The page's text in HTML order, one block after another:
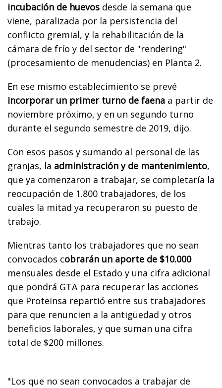
incubación de huevos desde la semana que
viene, paralizada por la persistencia del
conflicto gremial, y la rehabilitación de la
cámara de frío y del sector de "rendering"
(procesamiento de menudencias) en Planta 2.
En ese mismo establecimiento se prevé
incorporar un primer turno de faena a partir de
noviembre próximo, y en un segundo turno
durante el segundo semestre de 2019, dijo.
Con esos pasos y sumando al personal de las
granjas, la administración y de mantenimiento,
que ya comenzaron a trabajar, se completaría la
reocupación de 1.800 trabajadores, de los
cuales la mitad ya recuperaron su puesto de
trabajo.
Mientras tanto los trabajadores que no sean
convocados cobrarán un aporte de $10.000
mensuales desde el Estado y una cifra adicional
que pondrá GTA para recuperar las acciones
que Proteinsa repartió entre sus trabajadores
para que renuncien a la antigüedad y otros
beneficios laborales, y que suman una cifra
total de $200 millones.
"Los que no sean convocados a trabajar de